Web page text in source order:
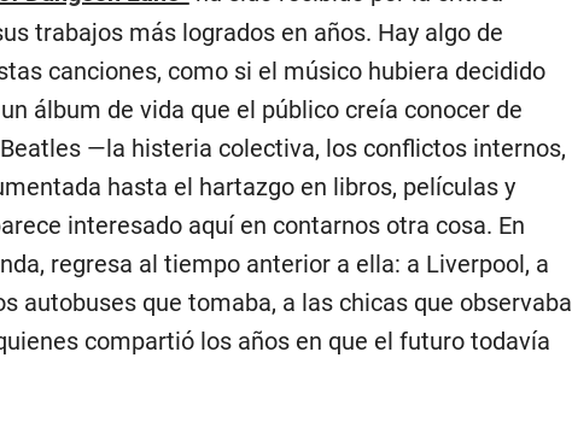
trabajos más logrados en años. Hay algo de
canciones, como si el músico hubiera decidido
álbum de vida que el público creía conocer de
—la histeria colectiva, los conflictos internos,
hasta el hartazgo en libros, películas y
interesado aquí en contarnos otra cosa. En
regresa al tiempo anterior a ella: a Liverpool, a
autobuses que tomaba, a las chicas que observaba
compartió los años en que el futuro todavía